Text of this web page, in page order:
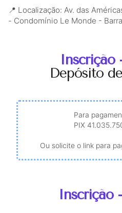
📍 Localização: Av. das
- Condomínio Le Monde -
Inscrição
Depósito
Para
PIX
Ou solicite o link para
Inscrição